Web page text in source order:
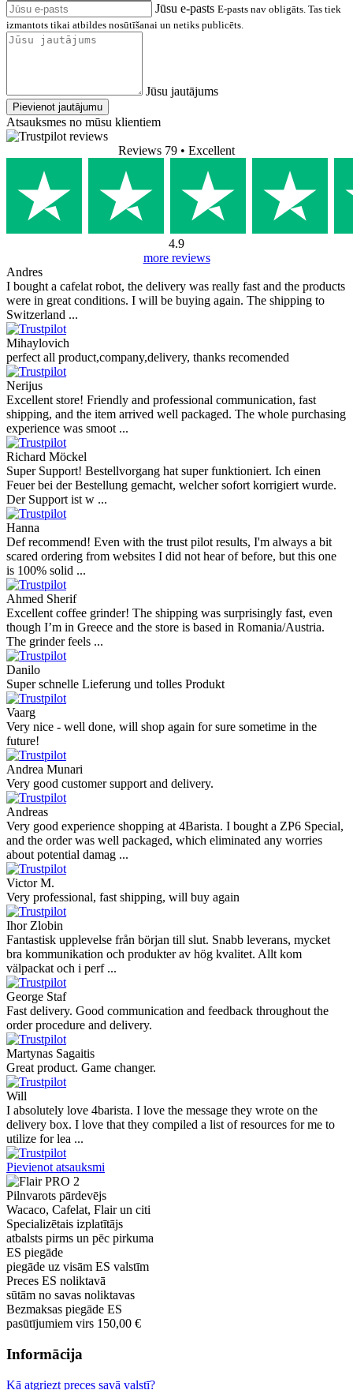
Jūsu e-pasts E-pasts nav obligāts. Tas tiek
izmantots tikai atbildes nosūtīšanai un netiks publicēts.
Jūsu jautājums
Pievienot jautājumu
Atsauksmes no mūsu klientiem
Reviews 79 • Excellent
4.9
more reviews
Andres
I bought a cafelat robot, the delivery was really fast and the products
were in great conditions. I will be buying again. The shipping to
Switzerland ...
Mihaylovich
perfect all product,company,delivery, thanks recomended
Nerijus
Excellent store! Friendly and professional communication, fast
shipping, and the item arrived well packaged. The whole purchasing
experience was smoot ...
Richard Möckel
Super Support! Bestellvorgang hat super funktioniert. Ich einen
Feuer bei der Bestellung gemacht, welcher sofort korrigiert wurde.
Der Support ist w ...
Hanna
Def recommend! Even with the trust pilot results, I'm always a bit
scared ordering from websites I did not hear of before, but this one
is 100% solid ...
Ahmed Sherif
Excellent coffee grinder! The shipping was surprisingly fast, even
though I’m in Greece and the store is based in Romania/Austria.
The grinder feels ...
Danilo
Super schnelle Lieferung und tolles Produkt
Vaarg
Very nice - well done, will shop again for sure sometime in the
future!
Andrea Munari
Very good customer support and delivery.
Andreas
Very good experience shopping at 4Barista. I bought a ZP6 Special,
and the order was well packaged, which eliminated any worries
about potential damag ...
Victor M.
Very professional, fast shipping, will buy again
Ihor Zlobin
Fantastisk upplevelse från början till slut. Snabb leverans, mycket
bra kommunikation och produkter av hög kvalitet. Allt kom
välpackat och i perf ...
George Staf
Fast delivery. Good communication and feedback throughout the
order procedure and delivery.
Martynas Sagaitis
Great product. Game changer.
Will
I absolutely love 4barista. I love the message they wrote on the
delivery box. I love that they compiled a list of resources for me to
utilize for lea ...
Pievienot atsauksmi
Pilnvarots pārdevējs
Wacaco, Cafelat, Flair un citi
Specializētais izplatītājs
atbalsts pirms un pēc pirkuma
ES piegāde
piegāde uz visām ES valstīm
Preces ES noliktavā
sūtām no savas noliktavas
Bezmaksas piegāde ES
pasūtījumiem virs 150,00 €
Informācija
Kā atgriezt preces savā valstī?